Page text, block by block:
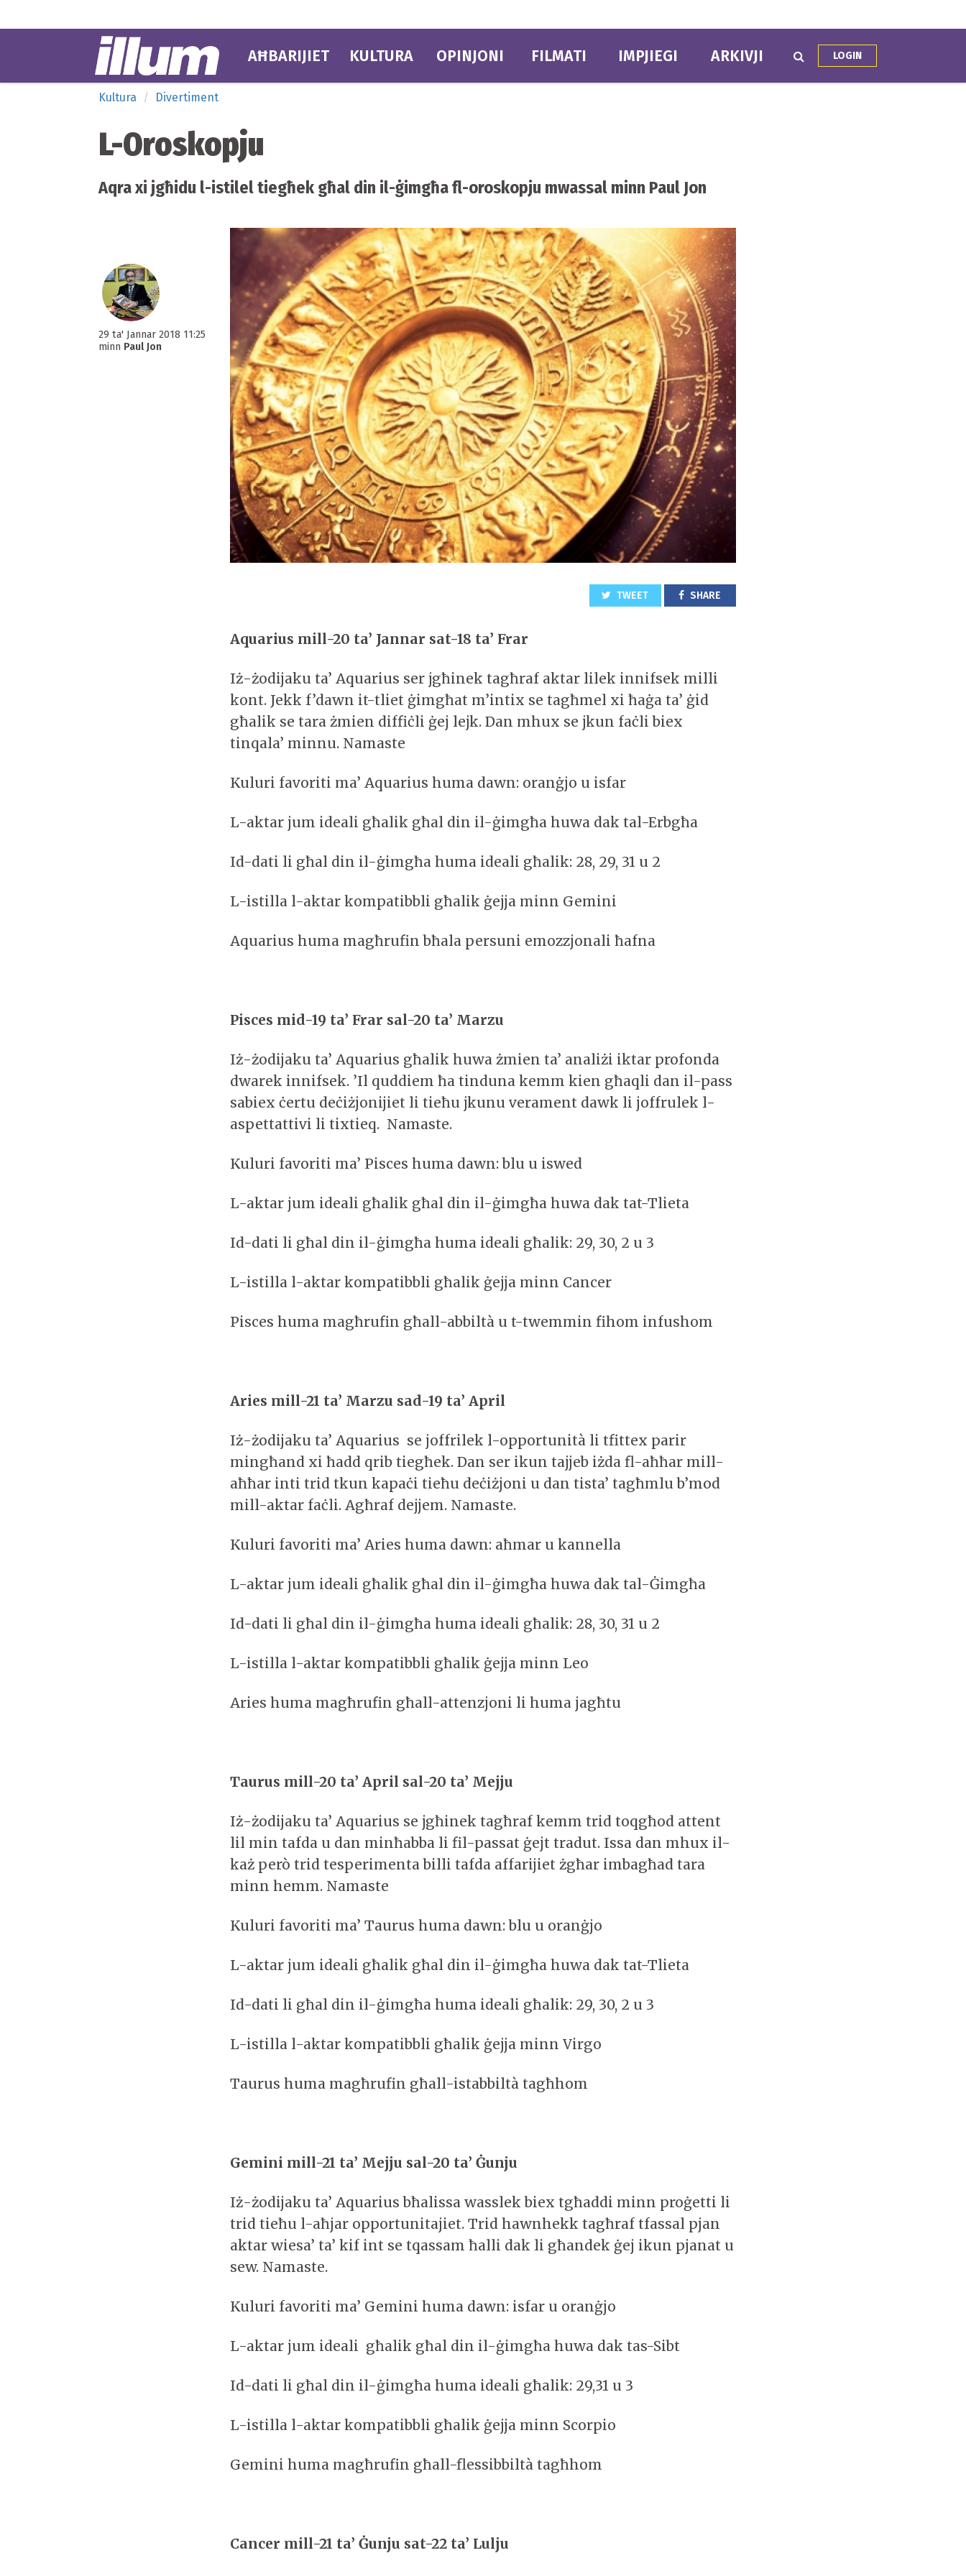
AĦBARIJIET KULTURA OPINJONI FILMATI IMPJIEGI ARKIVJI LOGIN
Kultura Divertiment
L-Oroskopju
Aqra xi jgħidu l-istilel tiegħek għal din il-ġimgħa fl-oroskopju mwassal minn Paul Jon
29 ta' Jannar 2018 11:25
minn Paul Jon
TWEET SHARE
Aquarius mill-20 ta’ Jannar sat-18 ta’ Frar
Iż-żodijaku ta’ Aquarius ser jgħinek tagħraf aktar lilek innifsek milli
kont. Jekk f’dawn it-tliet ġimgħat m’intix se tagħmel xi ħaġa ta’ ġid
għalik se tara żmien diffiċli ġej lejk. Dan mhux se jkun faċli biex
tinqala’ minnu. Namaste
Kuluri favoriti ma’ Aquarius huma dawn: oranġjo u isfar
L-aktar jum ideali għalik għal din il-ġimgħa huwa dak tal-Erbgħa
Id-dati li għal din il-ġimgħa huma ideali għalik: 28, 29, 31 u 2
L-istilla l-aktar kompatibbli għalik ġejja minn Gemini
Aquarius huma magħrufin bħala persuni emozzjonali ħafna
Pisces mid-19 ta’ Frar sal-20 ta’ Marzu
Iż-żodijaku ta’ Aquarius għalik huwa żmien ta’ analiżi iktar profonda
dwarek innifsek. ’Il quddiem ħa tinduna kemm kien għaqli dan il-pass
sabiex ċertu deċiżjonijiet li tieħu jkunu verament dawk li joffrulek l-
aspettattivi li tixtieq. Namaste.
Kuluri favoriti ma’ Pisces huma dawn: blu u iswed
L-aktar jum ideali għalik għal din il-ġimgħa huwa dak tat-Tlieta
Id-dati li għal din il-ġimgħa huma ideali għalik: 29, 30, 2 u 3
L-istilla l-aktar kompatibbli għalik ġejja minn Cancer
Pisces huma magħrufin għall-abbiltà u t-twemmin fihom infushom
Aries mill-21 ta’ Marzu sad-19 ta’ April
Iż-żodijaku ta’ Aquarius se joffrilek l-opportunità li tfittex parir
mingħand xi ħadd qrib tiegħek. Dan ser ikun tajjeb iżda fl-aħħar mill-
aħħar inti trid tkun kapaċi tieħu deċiżjoni u dan tista’ tagħmlu b’mod
mill-aktar faċli. Agħraf dejjem. Namaste.
Kuluri favoriti ma’ Aries huma dawn: aħmar u kannella
L-aktar jum ideali għalik għal din il-ġimgħa huwa dak tal-Ġimgħa
Id-dati li għal din il-ġimgħa huma ideali għalik: 28, 30, 31 u 2
L-istilla l-aktar kompatibbli għalik ġejja minn Leo
Aries huma magħrufin għall-attenzjoni li huma jagħtu
Taurus mill-20 ta’ April sal-20 ta’ Mejju
Iż-żodijaku ta’ Aquarius se jgħinek tagħraf kemm trid toqgħod attent
lil min tafda u dan minħabba li fil-passat ġejt tradut. Issa dan mhux il-
każ però trid tesperimenta billi tafda affarijiet żgħar imbagħad tara
minn hemm. Namaste
Kuluri favoriti ma’ Taurus huma dawn: blu u oranġjo
L-aktar jum ideali għalik għal din il-ġimgħa huwa dak tat-Tlieta
Id-dati li għal din il-ġimgħa huma ideali għalik: 29, 30, 2 u 3
L-istilla l-aktar kompatibbli għalik ġejja minn Virgo
Taurus huma magħrufin għall-istabbiltà tagħhom
Gemini mill-21 ta’ Mejju sal-20 ta’ Ġunju
Iż-żodijaku ta’ Aquarius bħalissa wasslek biex tgħaddi minn proġetti li
trid tieħu l-aħjar opportunitajiet. Trid hawnhekk tagħraf tfassal pjan
aktar wiesa’ ta’ kif int se tqassam ħalli dak li għandek ġej ikun pjanat u
sew. Namaste.
Kuluri favoriti ma’ Gemini huma dawn: isfar u oranġjo
L-aktar jum ideali għalik għal din il-ġimgħa huwa dak tas-Sibt
Id-dati li għal din il-ġimgħa huma ideali għalik: 29,31 u 3
L-istilla l-aktar kompatibbli għalik ġejja minn Scorpio
Gemini huma magħrufin għall-flessibbiltà tagħhom
Cancer mill-21 ta’ Ġunju sat-22 ta’ Lulju